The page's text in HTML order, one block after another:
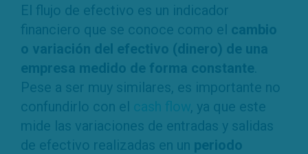
El flujo de efectivo es un indicador
financiero que se conoce como el cambio
o variación del efectivo (dinero) de una
empresa medido de forma constante
Pese a ser muy similares, es importante no
confundirlo con el cash flow, ya que este
mide las variaciones de entradas y salidas
de efectivo realizadas en un periodo